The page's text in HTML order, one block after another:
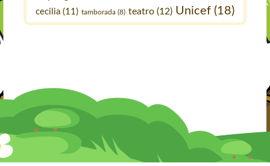
cecilia (11) tamborada (8) teatro (12) Unicef (18)